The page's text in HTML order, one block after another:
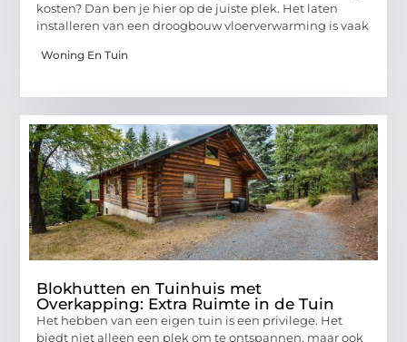
kosten? Dan ben je hier op de juiste plek. Het laten
installeren van een droogbouw vloerverwarming is vaak
Woning En Tuin
Blokhutten en Tuinhuis met
Overkapping: Extra Ruimte in de Tuin
Het hebben van een eigen tuin is een privilege. Het
biedt niet alleen een plek om te ontspannen, maar ook